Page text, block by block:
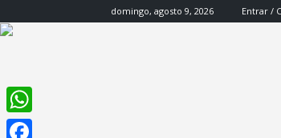
domingo, agosto 9, 2026 Entrar /
WhatsApp